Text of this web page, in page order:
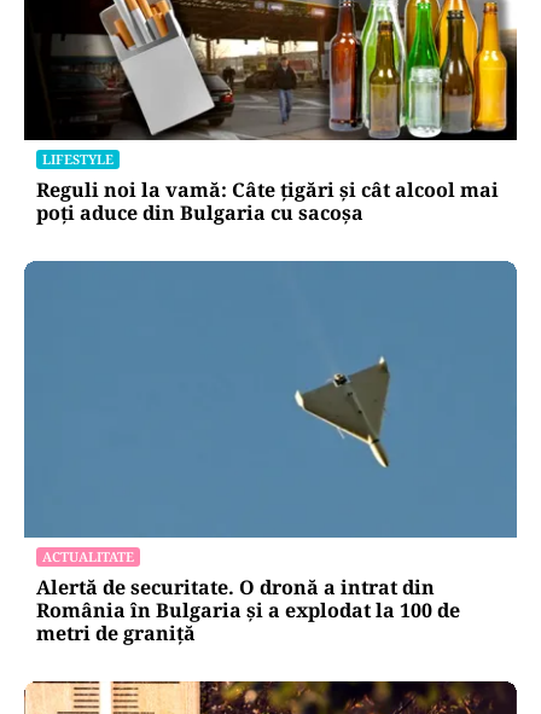
LIFESTYLE
Reguli noi la vamă: Câte țigări și cât alcool mai
poți aduce din Bulgaria cu sacoșa
ACTUALITATE
Alertă de securitate. O dronă a intrat din
România în Bulgaria şi a explodat la 100 de
metri de graniţă